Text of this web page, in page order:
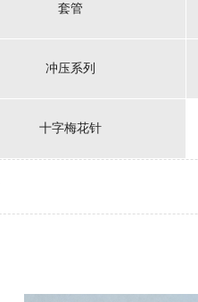
套管
冲压系列
十字梅花针